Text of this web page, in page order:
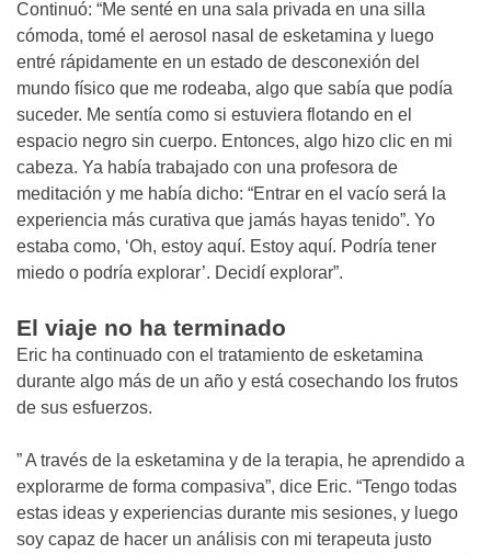
Continuó: “Me senté en una sala privada en una silla
cómoda, tomé el aerosol nasal de esketamina y luego
entré rápidamente en un estado de desconexión del
mundo físico que me rodeaba, algo que sabía que podía
suceder. Me sentía como si estuviera flotando en el
espacio negro sin cuerpo. Entonces, algo hizo clic en mi
cabeza. Ya había trabajado con una profesora de
meditación y me había dicho: “Entrar en el vacío será la
experiencia más curativa que jamás hayas tenido”. Yo
estaba como, ‘Oh, estoy aquí. Estoy aquí. Podría tener
miedo o podría explorar’. Decidí explorar”.
El viaje no ha terminado
Eric ha continuado con el tratamiento de esketamina
durante algo más de un año y está cosechando los frutos
de sus esfuerzos.
” A través de la esketamina y de la terapia, he aprendido a
explorarme de forma compasiva”, dice Eric. “Tengo todas
estas ideas y experiencias durante mis sesiones, y luego
soy capaz de hacer un análisis con mi terapeuta justo